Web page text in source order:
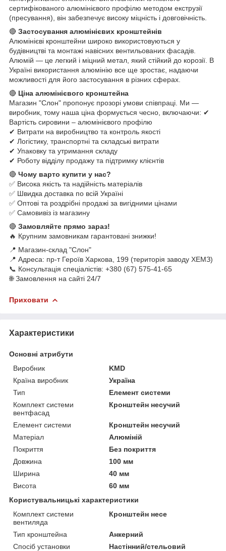
сертифікованого алюмінієвого профілю методом екструзії
(пресування), він забезпечує високу міцність і довговічність.
🔴 Застосування алюмінієвих кронштейнів
Алюмінієві кронштейни широко використовуються у
будівництві та монтажі навісних вентильованих фасадів.
Алюмій — це легкий і міцний метал, який стійкий до корозії. В
Україні використання алюмінію все ще зростає, надаючи
можливості для його застосування в різних сферах.
🔴 Ціна алюмінієвого кронштейна
Магазин "Слон" пропонує прозорі умови співпраці. Ми —
виробник, тому наша ціна формується чесно, включаючи: ✔
Вартість сировини – алюмінієвого профілю
✔ Витрати на виробництво та контроль якості
✔ Логістику, транспортні та складські витрати
✔ Упаковку та утримання складу
✔ Роботу відділу продажу та підтримку клієнтів
🔴 Чому варто купити у нас?
✅ Висока якість та надійність матеріалів
✅ Швидка доставка по всій Україні
✅ Оптові та роздрібні продажі за вигідними цінами
✅ Самовивіз із магазину
🔴 Замовляйте прямо зараз!
🔥 Крупним замовникам гарантовані знижки!
📍 Магазин-склад "Слон"
📍 Адреса: пр-т Героїв Харкова, 199 (територія заводу ХЕМЗ)
📞 Консультація спеціалістів: +380 (67) 575-41-65
🌐 Замовлення на сайті 24/7
Приховати
Характеристики
Основні атрибути
Виробник
KMD
Країна виробник
Україна
Тип
Елемент системи
Комплект системи
вентфасад
Кронштейн несучий
Елемент системи
Кронштейн несучий
Матеріал
Алюміній
Покриття
Без покриття
Довжина
100 мм
Ширина
40 мм
Висота
60 мм
Користувальницькі характеристики
Комплект системи
вентиляда
Кронштейн несе
Тип кронштейна
Анкерний
Спосіб установки
Настінний/стельовий